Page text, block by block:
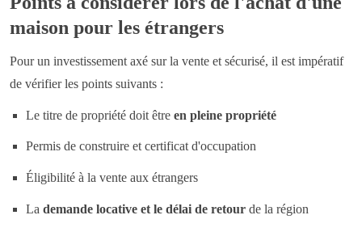
maison pour les étrangers
Pour un investissement axé sur la vente et sécurisé, il est impératif
de vérifier les points suivants :
Le titre de propriété doit être en pleine propriété
Permis de construire et certificat d'occupation
Éligibilité à la vente aux étrangers
La demande locative et le délai de retour de la région